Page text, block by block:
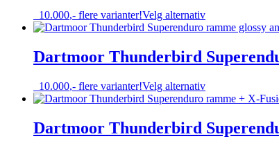
kan
velges
produktsiden
10.000,- flere varianter!Velg alternativDette
produktet
flere
varianter.
kan
velges
produktsiden
Dartmoor Thunderbird
10.000,- flere varianter!Velg alternativDette
produktet
flere
varianter.
Dartmoor Thunderbird